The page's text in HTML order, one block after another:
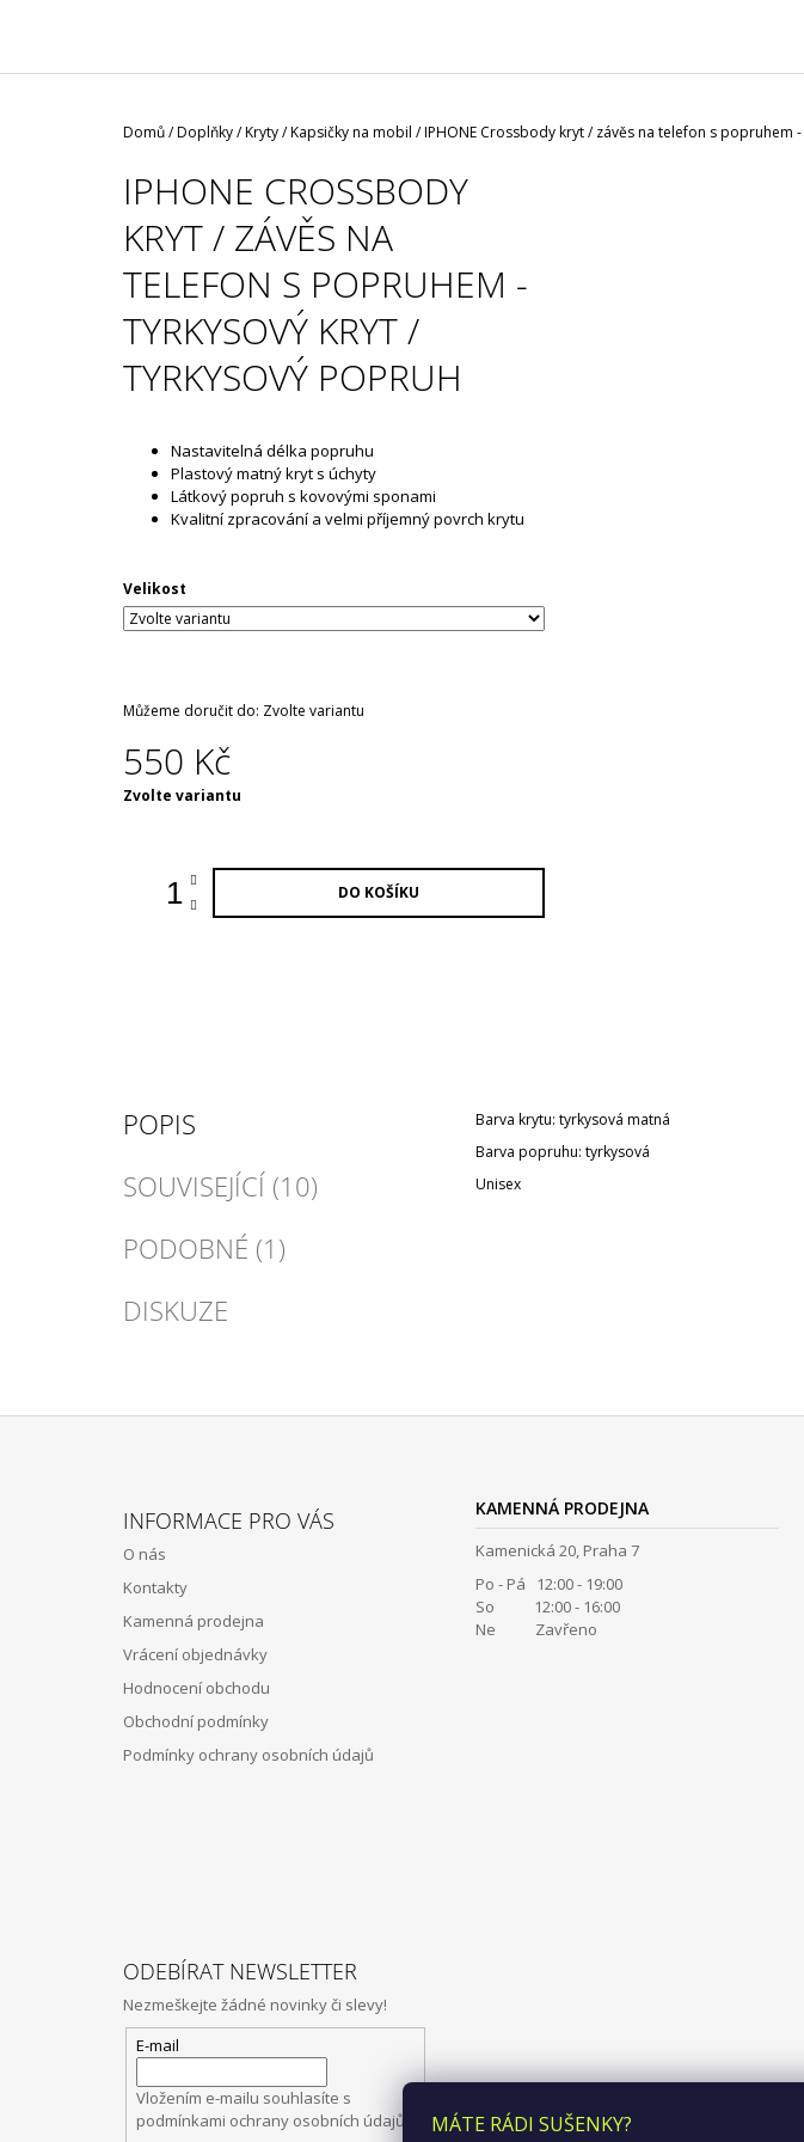
MÁTE RÁDI SUŠENKY?
Domů/Doplňky/Kryty / Kapsičky na mobil /IPHONE Crossbody kryt / závěs na telefon s popruhem
IPHONE CROSSBODY
KRYT / ZÁVĚS NA
TELEFON S POPRUHEM -
TYRKYSOVÝ KRYT /
TYRKYSOVÝ POPRUH
Nastavitelná délka popruhu
Plastový matný kryt s úchyty
Látkový popruh s kovovými sponami
Kvalitní zpracování a velmi příjemný povrch krytu
Velikost
Můžeme doručit do: Zvolte variantu
550 Kč
Měrná
Zvolte variantu
DO KOŠÍKU
POPIS
SOUVISEJÍCÍ (10)
PODOBNÉ (1)
DISKUZE
Barva krytu: tyrkysová matná
Barva popruhu: tyrkysová
Unisex
INFORMACE PRO VÁS
O nás
Kontakty
Kamenná prodejna
Vrácení objednávky
Hodnocení obchodu
Obchodní podmínky
Podmínky ochrany osobních údajů
KAMENNÁ PRODEJNA
Kamenická 20, Praha 7
Po - Pá 12:00 - 19:00
So 12:00 - 16:00
Ne Zavřeno
ODEBÍRAT NEWSLETTER
Nezmeškejte žádné novinky či slevy!
E-mail
Vložením e-mailu souhlasíte s
podmínkami ochrany osobních údajů